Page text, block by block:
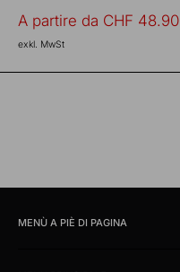
Prezzo
scontato
A partire da CHF 48.90
exkl. MwSt
MENÙ A PIÈ DI PAGINA